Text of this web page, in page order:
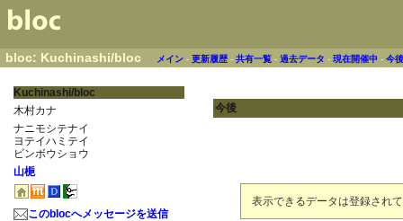
bloc: Kuchinashi/bloc メイン -更新履歴 -共有一覧 -過去データ -現在開催中 -今
Kuchinashi/bloc
木村カナ
ナニモシテナイ
ヨテイハミテイ
ビンボウショウ
山梔
このblocへメッセージを送信
今後
表示できるデータは登録され